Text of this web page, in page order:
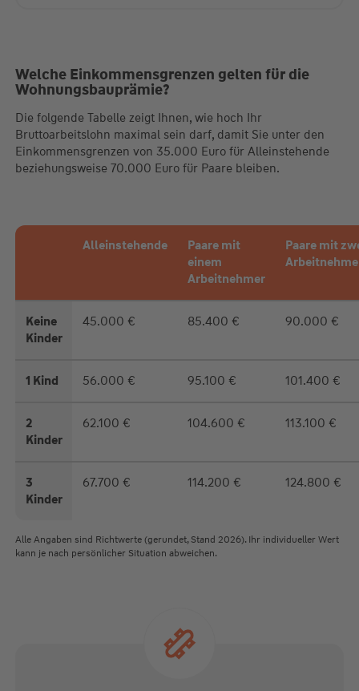
Welche Einkommensgrenzen gelten für die
Wohnungsbauprämie?
Die folgende Tabelle zeigt Ihnen, wie hoch Ihr
Bruttoarbeitslohn maximal sein darf, damit Sie unter den
Einkommensgrenzen von 35.000 Euro für Alleinstehende
beziehungsweise 70.000 Euro für Paare bleiben.
Alleinstehende
Paare mit
einem
Arbeitnehmer
Paare mit
Keine
Kinder
45.000 € 85.400 € 90.000 €
1 Kind 56.000 € 95.100 € 101.400 €
2
Kinder
62.100 € 104.600 € 113.100 €
3
Kinder
67.700 € 114.200 € 124.800 €
Alle Angaben sind Richtwerte (gerundet, Stand 2026). Ihr individueller Wert
kann je nach persönlicher Situation abweichen.